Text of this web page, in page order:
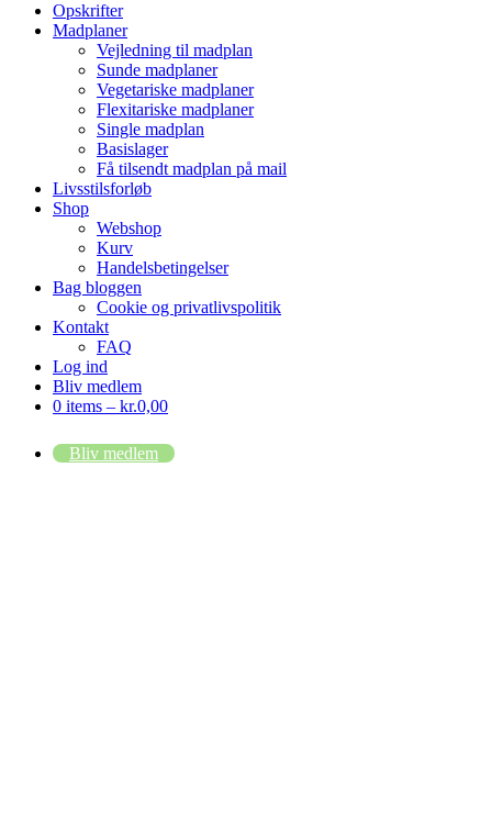
Opskrifter
Madplaner
Vejledning til madplan
Sunde madplaner
Vegetariske madplaner
Flexitariske madplaner
Single madplan
Basislager
Få tilsendt madplan på mail
Livsstilsforløb
Shop
Webshop
Kurv
Handelsbetingelser
Bag bloggen
Cookie og privatlivspolitik
Kontakt
FAQ
Log ind
Bliv medlem
0 items – kr.0,00
Bliv medlem